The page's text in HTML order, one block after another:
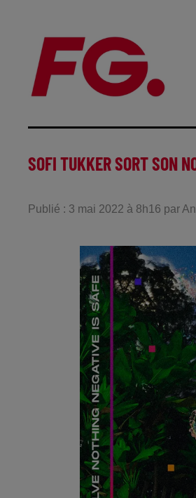
SOFI TUKKER SORT SON
Publié : 3 mai 2022 à 8h16 par